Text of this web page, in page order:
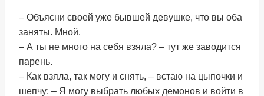
– Объясни своей уже бывшей девушке, что вы оба
заняты. Мной.
– А ты не много на себя взяла? – тут же заводится
парень.
– Как взяла, так могу и снять, – встаю на цыпочки и
шепчу: – Я могу выбрать любых демонов и войти в